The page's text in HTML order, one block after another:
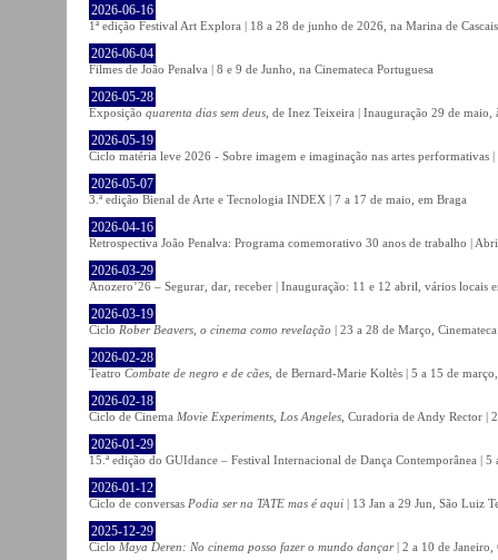
2026-06-16
1ª edição Festival Art Explora | 18 a 28 de junho de 2026, na Marina de Cascais
2026-06-04
Filmes de João Penalva | 8 e 9 de Junho, na Cinemateca Portuguesa
2026-05-28
Exposição quarenta dias sem deus , de Inez Teixeira | Inauguração 29 de
2026-05-19
Ciclo matéria leve 2026 - Sobre imagem e imaginação nas artes
2026-05-07
3.ª edição Bienal de Arte e Tecnologia INDEX | 7 a 17 de maio, em Braga
2026-04-16
Retrospectiva João Penalva: Programa comemorativo 30 anos de trabalho |
2026-03-29
Anozero’26 – Segurar, dar, receber | Inauguração: 11 e 12 abril, vários locais
2026-03-19
Ciclo Rober Beavers, o cinema como revelação | 23 a 28 de Março,
2026-02-28
Teatro Combate de negro e de cães , de Bernard-Marie Koltès | 5 a 15 de
2026-02-18
Ciclo de Cinema Movie Experiments, Los Angeles , Curadoria de Andy Rector
2026-01-29
15.ª edição do GUIdance – Festival Internacional de Dança Contemporânea |
2026-01-12
Ciclo de conversas Podia ser na TATE mas é aqui | 13 Jan a 29 Jun, São Luiz
2025-12-29
Ciclo Maya Deren: No cinema posso fazer o mundo dançar| 2 a 10 de Janeiro,